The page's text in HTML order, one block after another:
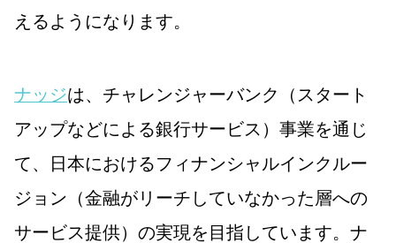
えるようになります。
ナッジは、チャレンジャーバンク（スタート
アップなどによる銀行サービス）事業を通じ
て、日本におけるフィナンシャルインクルー
ジョン（金融がリーチしていなかった層への
サービス提供）の実現を目指しています。ナ